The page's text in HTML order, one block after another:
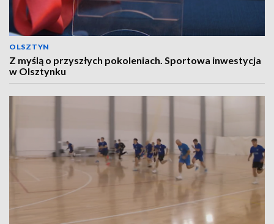
OLSZTYN
Z myślą o przyszłych pokoleniach. Sportowa inwestycja
w Olsztynku